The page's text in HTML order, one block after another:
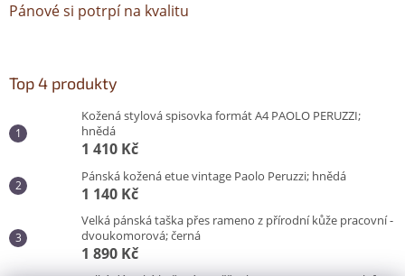
Pánové si potrpí na kvalitu
Top 4 produkty
Kožená stylová spisovka formát A4 PAOLO PERUZZI;
hnědá
1 410 Kč
Pánská kožená etue vintage Paolo Peruzzi; hnědá
1 140 Kč
Velká pánská taška přes rameno z přírodní kůže pracovní -
dvoukomorová; černá
1 890 Kč